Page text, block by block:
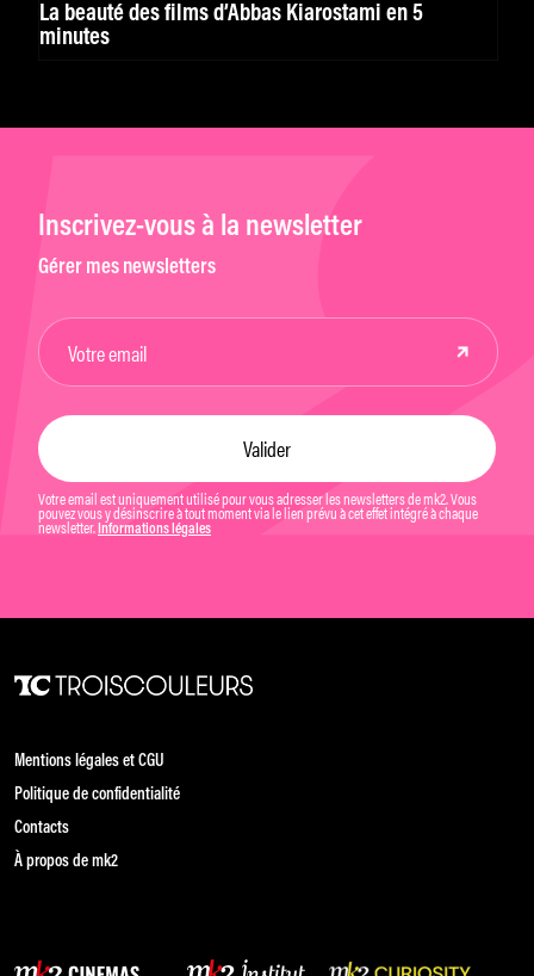
La beauté des films d’Abbas Kiarostami en 5
minutes
Inscrivez-vous à la newsletter
Gérer mes newsletters
Votre email est uniquement utilisé pour vous adresser les newsletters de mk2. Vous
pouvez vous y désinscrire à tout moment via le lien prévu à cet effet intégré à chaque
newsletter. Informations légales
Mentions légales et CGU
Politique de confidentialité
Contacts
À propos de mk2